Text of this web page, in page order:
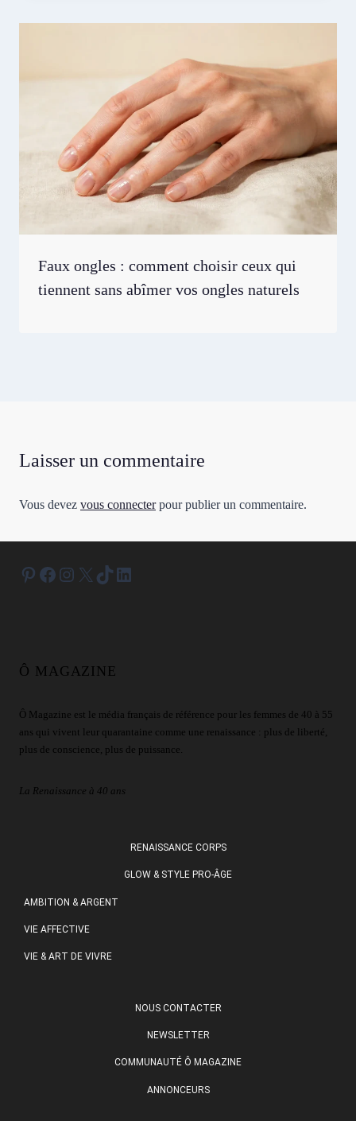
Faux ongles : comment choisir ceux qui
tiennent sans abîmer vos ongles naturels
Laisser un commentaire
Vous devez vous connecterpour publier un commentaire.
Pinterest
Facebook
Instagram
X TikTokLinkedIn
Ô MAGAZINE
Ô Magazine est le média français de référence pour les femmes de 40 à 55
ans qui vivent leur quarantaine comme une renaissance : plus de liberté,
plus de conscience, plus de puissance.
La Renaissance à 40 ans
RENAISSANCE CORPS
GLOW & STYLE PRO-ÂGE
AMBITION & ARGENT
VIE AFFECTIVE
VIE & ART DE VIVRE
NOUS CONTACTER
NEWSLETTER
COMMUNAUTÉ Ô MAGAZINE
ANNONCEURS